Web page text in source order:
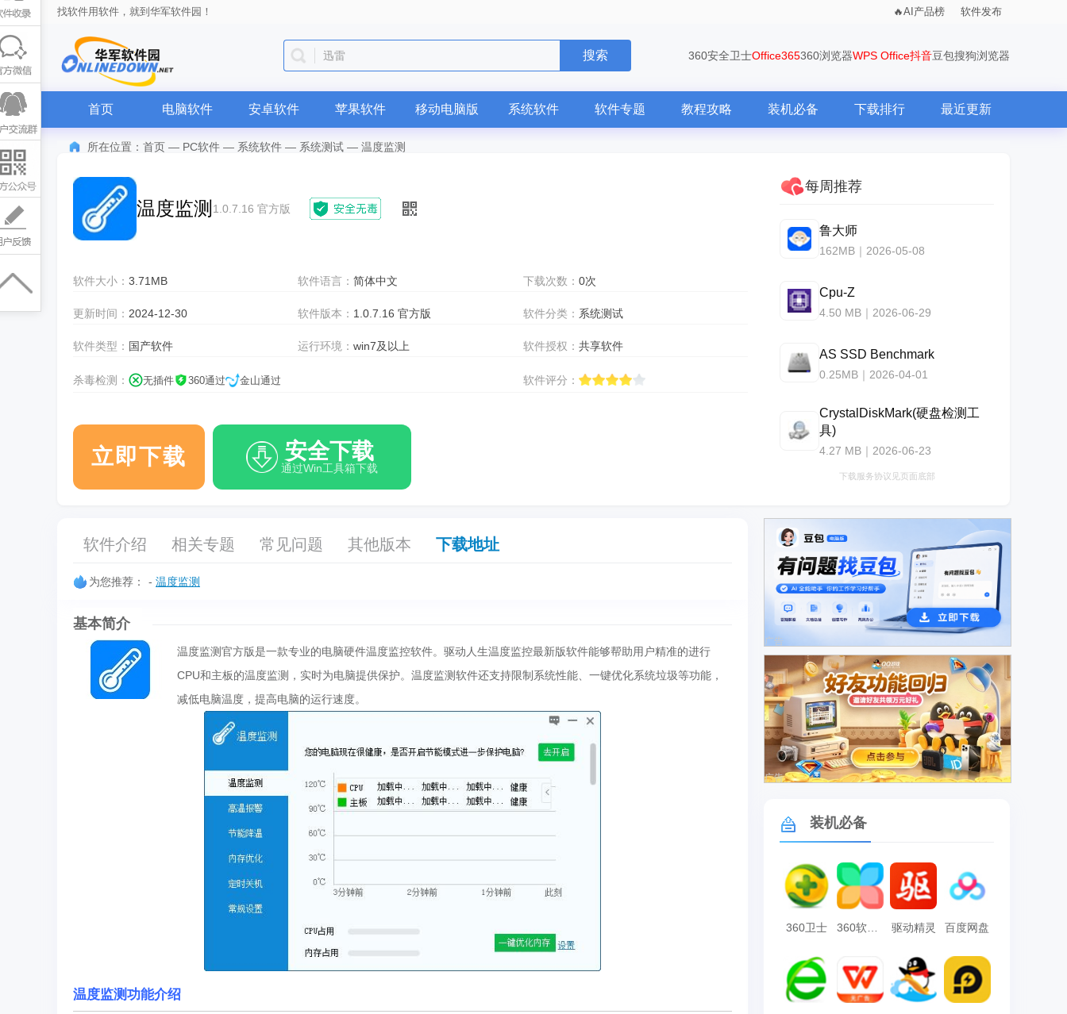
找软件用软件，就到华军软件园！ AI产品榜 软件发布
迅雷 搜索 360安全卫士Office365360浏览器WPS Office抖音豆包搜狗浏览器
首页 电脑软件 安卓软件 苹果软件 移动电脑版 系统软件 软件专题 教程攻略 装机必备 下载排行 最近更新
所在位置： 首页 — PC软件 — 系统软件 — 系统测试 — 温度监测
温度监测 1.0.7.16 官方版
软件大小： 3.71MB 软件语言：简体中文 下载次数： 0次
更新时间： 2024-12-30 软件版本： 1.0.7.16 官方版 软件分类： 系统测试
软件类型： 国产软件 运行环境：win7及以上 软件授权： 共享软件
杀毒检测： 无插件 360通过 金山通过 软件评分：
立即下载 安全下载
通过Win工具箱下载
每周推荐
鲁大师
162MB｜2026-05-08
Cpu-Z
4.50 MB｜2026-06-29
AS SSD Benchmark
0.25MB｜2026-04-01
CrystalDiskMark(硬盘检测工
具)
4.27 MB｜2026-06-23
下载服务协议见页面底部
软件介绍 相关专题 常见问题 其他版本 下载地址
为您推荐： - 温度监测
基本简介
温度监测官方版是一款专业的电脑硬件温度监控软件。驱动人生温度监控最新版软件能够帮助用户精准的进行
CPU和主板的温度监测，实时为电脑提供保护。温度监测软件还支持限制系统性能、一键优化系统垃圾等功能，
减低电脑温度，提高电脑的运行速度。
温度监测功能介绍
广告
广告
装机必备
360卫士 360软件管家 驱动精灵 百度网盘